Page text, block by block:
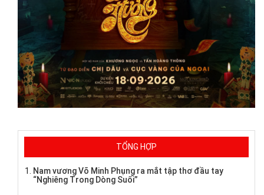
TỔNG HỢP
Nam vương Võ Minh Phụng ra mắt tập thơ đầu tay
“Nghiêng Trong Dòng Suối”